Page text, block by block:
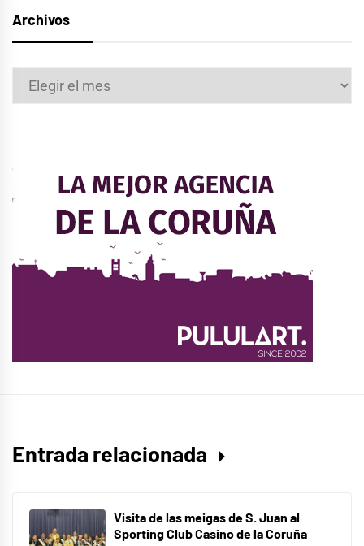
Archivos
Archivos
Entrada relacionada
Visita de las meigas de S. Juan al
Sporting Club Casino de la Coruña